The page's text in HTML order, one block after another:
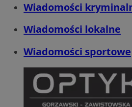
Wiadomości
Wiadomości lokalne
Wiadomości sportowe